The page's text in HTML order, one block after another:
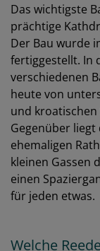
Das wichtigste
prächtige
Der Bau wurde
fertiggestellt. In
verschiedenen
heute von
und
Gegenüber
ehemaligen
kleinen Gassen
einen
für jeden etwas.
Welche